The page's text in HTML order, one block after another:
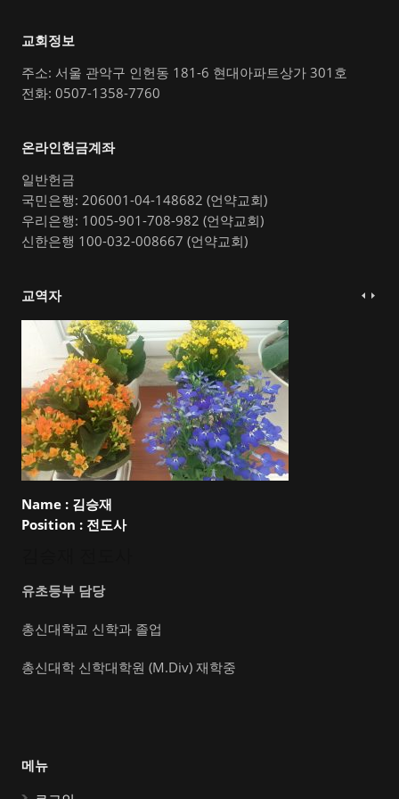
교회정보
주소: 서울 관악구 인헌동 181-6 현대아파트상가 301호
전화: 0507-1358-7760
온라인헌금계좌
일반헌금
국민은행: 206001-04-148682 (언약교회)
우리은행: 1005-901-708-982 (언약교회)
신한은행 100-032-008667 (언약교회)
교역자
Name : 김승재
Position : 전도사
유초등부 담당
총신대학교 신학과 졸업
총신대학 신학대학원 (M.Div) 재학중
메뉴